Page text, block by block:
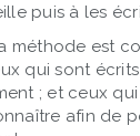
puis à les
méthode est
qui sont
; et ceux
afin de